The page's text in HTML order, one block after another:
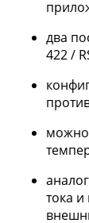
два
422 /
можно
тока